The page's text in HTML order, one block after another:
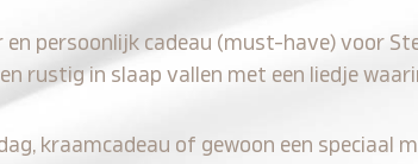
en persoonlijk cadeau (must-have) voor
rustig in slaap vallen met een liedje
kraamcadeau of gewoon een speciaal